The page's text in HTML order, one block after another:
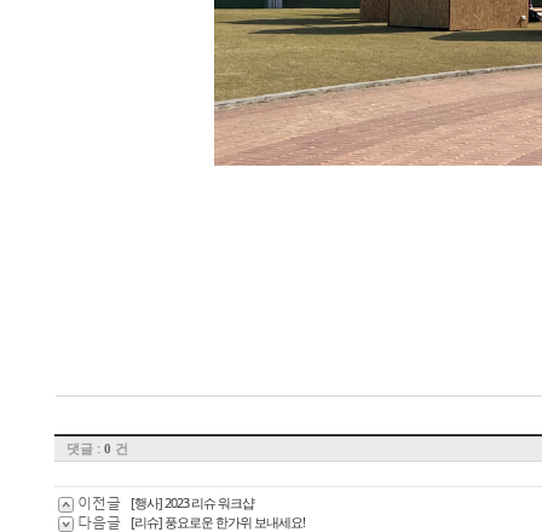
댓글 : 0 건
이전글 [행사] 2023 리슈 워크샵
다음글 [리슈] 풍요로운 한가위 보내세요!